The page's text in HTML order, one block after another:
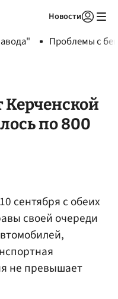
Новости
Проблемы с
Керченской
по 800
сентября с обеих
своей очереди
не превышает